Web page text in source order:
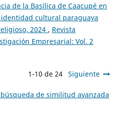
de la Basílica de Caacupé en
cultural paraguaya
2024 , Revista
Empresarial: Vol. 2
1-10 de 24 Siguiente
de similitud avanzada